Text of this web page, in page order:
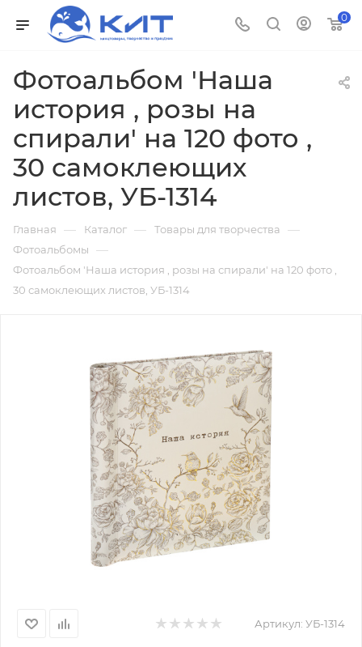
0
Фотоальбом 'Наша
история , розы на
спирали' на 120 фото ,
30 самоклеющих
листов, УБ-1314
Главная — Каталог — Товары для творчества —
Фотоальбомы —
Фотоальбом 'Наша история , розы на спирали' на 120 фото ,
30 самоклеющих листов, УБ-1314
Артикул: УБ-1314